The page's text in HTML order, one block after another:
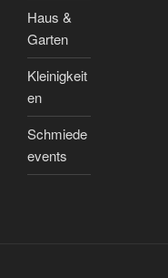
Haus &
Garten
Kleinigkeit
en
Schmiede
events